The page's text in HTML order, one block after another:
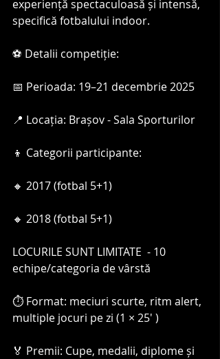
experiență spectaculoasă și intensă,
specifică fotbalului indoor.
⚽ Detalii competiție:
📅 Perioada: 19–21 decembrie 2025
📍 Locația: Brașov - Sala Sporturilor
👦 Categorii participante:
🔸️ 2017 (fotbal 5+1)
🔸️ 2018 (fotbal 5+1)
LOCURILE SUNT LIMITATE  - 10
echipe/categoria de vârstă
⏱️ Format: meciuri scurte, ritm alert,
multiple jocuri pe zi (1 × 25' )
🏅 Premii: Cupe, medalii, diplome și